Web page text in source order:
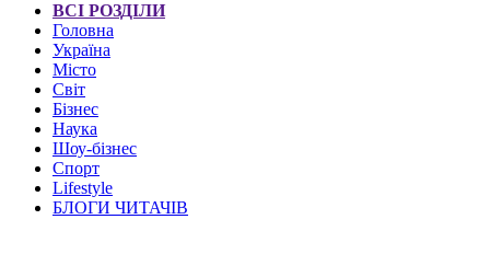
ВСІ РОЗДІЛИ
Головна
Україна
Місто
Світ
Бізнес
Наука
Шоу-бізнес
Спорт
Lifestyle
БЛОГИ ЧИТАЧІВ